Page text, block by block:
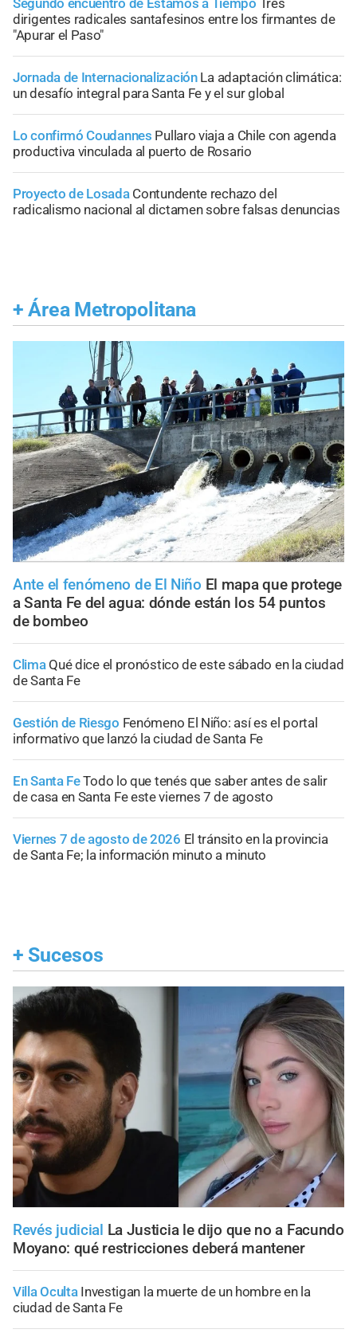
Segundo encuentro de Estamos a Tiempo
Tres
dirigentes radicales santafesinos entre los firmantes de
"Apurar el Paso"
Jornada de Internacionalización La adaptación climática:
un desafío integral para Santa Fe y el sur global
Lo confirmó Coudannes Pullaro viaja a Chile con agenda
productiva vinculada al puerto de Rosario
Proyecto de Losada Contundente rechazo del
radicalismo nacional al dictamen sobre falsas denuncias
+ Área Metropolitana
Ante el fenómeno de El Niño El mapa que protege
a Santa Fe del agua: dónde están los 54 puntos
de bombeo
Clima Qué dice el pronóstico de este sábado en la ciudad
de Santa Fe
Gestión de Riesgo Fenómeno El Niño: así es el portal
informativo que lanzó la ciudad de Santa Fe
En Santa FeTodo lo que tenés que saber antes de salir
de casa en Santa Fe este viernes 7 de agosto
Viernes 7 de agosto de 2026 El tránsito en la provincia
de Santa Fe; la información minuto a minuto
+ Sucesos
Revés judicial La Justicia le dijo que no a Facundo
Moyano: qué restricciones deberá mantener
Villa Oculta Investigan la muerte de un hombre en la
ciudad de Santa Fe